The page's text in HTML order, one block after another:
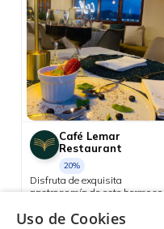
Café Lemar
Restaurant
20%
Disfruta de exquisita
gastronomía de este hermoso
Bahía de Cáraquez
Uso de Cookies